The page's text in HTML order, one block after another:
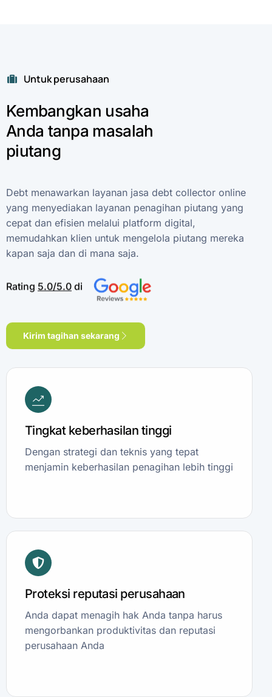
Untuk perusahaan
Kembangkan usaha
Anda tanpa masalah
piutang
Debt menawarkan layanan jasa debt collector online
yang menyediakan layanan penagihan piutang yang
cepat dan efisien melalui platform digital,
memudahkan klien untuk mengelola piutang mereka
kapan saja dan di mana saja.
Rating 5.0/5.0 di
Kirim tagihan sekarang
Tingkat keberhasilan tinggi
Dengan strategi dan teknis yang tepat
menjamin keberhasilan penagihan lebih tinggi
Proteksi reputasi perusahaan
Anda dapat menagih hak Anda tanpa harus
mengorbankan produktivitas dan reputasi
perusahaan Anda